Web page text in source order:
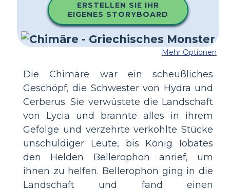
ERSTELLEN SIE IHR
EIGENES STORYBOARD
Mehr Optionen
Die Chimäre war ein scheußliches
Geschöpf, die Schwester von Hydra und
Cerberus. Sie verwüstete die Landschaft
von Lycia und brannte alles in ihrem
Gefolge und verzehrte verkohlte Stücke
unschuldiger Leute, bis König Iobates
den Helden Bellerophon anrief, um
ihnen zu helfen. Bellerophon ging in die
Landschaft und fand einen